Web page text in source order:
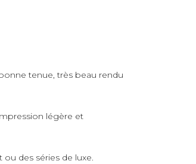
tenue, très beau rendu
légère et
ou des séries de luxe.